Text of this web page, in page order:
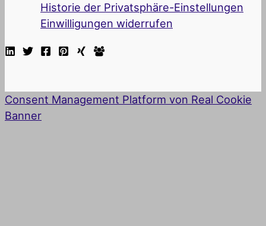
Historie der Privatsphäre-Einstellungen
Einwilligungen widerrufen
Consent Management Platform von Real Cookie
Banner